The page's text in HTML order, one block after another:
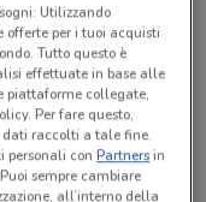
Utilizzando
offerte per i tuoi acquisti
Tutto questo è
effettuate in base alle
collegate,
Per fare questo,
dati raccolti a tale fine.
personali conPartnersin
sempre cambiare
all’interno della